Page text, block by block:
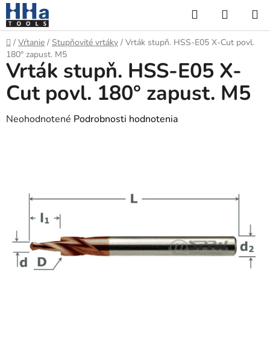
Prejsť
na
obsah
Hľadať
KOŠÍK
Domov
/ Vŕtanie / Stupňovité vrtáky / Vrták stupň. HSS-E05 X-Cut povl.
180° zapust. M5
Vrták stupň. HSS-E05 X-
Cut povl. 180° zapust. M5
Priemerné
hviezdičiek.
Neohodnotené Podrobnosti hodnotenia